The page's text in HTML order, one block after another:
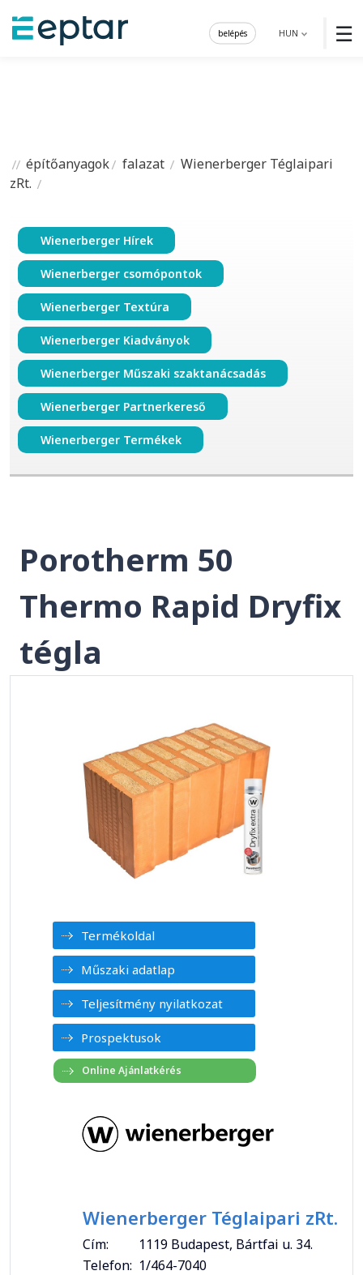
☰
HUN
belépés
építőanyagok falazat
Wienerberger Téglaipari
zRt.
Wienerberger Hírek
Wienerberger csomópontok
Wienerberger Textúra
Wienerberger Kiadványok
Wienerberger Műszaki szaktanácsadás
Wienerberger Partnerkereső
Wienerberger Termékek
Porotherm 50
Thermo Rapid Dryfix
tégla
Termékoldal
Műszaki adatlap
Teljesítmény nyilatkozat
Prospektusok
Wienerberger Téglaipari zRt.
Cím:
1119 Budapest, Bártfai u. 34.
Telefon: 1/464-7040